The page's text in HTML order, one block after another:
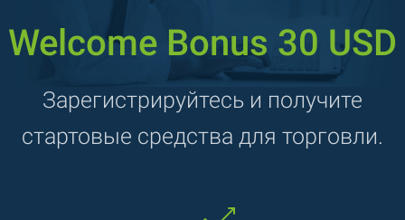
Welcome Bonus 30 USD
Зарегистрируйтесь и получите
стартовые средства для торговли.